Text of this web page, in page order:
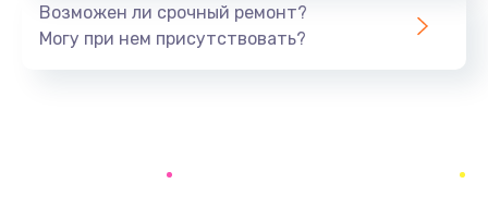
Заказать
Возможен ли срочный ремонт?
Могу при нем присутствовать?